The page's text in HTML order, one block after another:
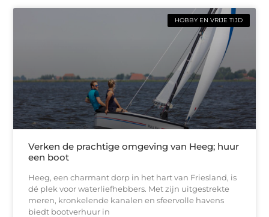
HOBBY EN VRIJE TIJD
Verken de prachtige omgeving van Heeg; huur
een boot
Heeg, een charmant dorp in het hart van Friesland, is
dé plek voor waterliefhebbers. Met zijn uitgestrekte
meren, kronkelende kanalen en sfeervolle havens
biedt bootverhuur in